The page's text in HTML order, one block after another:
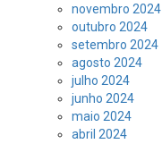
novembro 2024
outubro 2024
setembro 2024
agosto 2024
julho 2024
junho 2024
maio 2024
abril 2024